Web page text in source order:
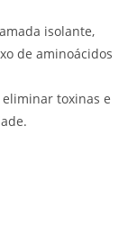
isolante,
de aminoácidos
toxinas e